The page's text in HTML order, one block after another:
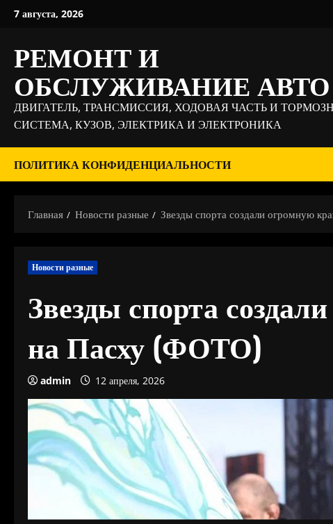
Перейти
7 августа, 2026
РЕМОНТ И
ОБСЛУЖИВАНИЕ АВТО
ДВИГАТЕЛЬ, ТРАНСМИССИЯ, ХОДОВАЯ ЧАСТЬ И
СИСТЕМА, КУЗОВ, ЭЛЕКТРИКА И ЭЛЕКТРОНИКА
ПОЛИТИКА КОНФИДЕНЦИАЛЬНОСТИ
Главная Новости разные Звезды спорта создали огромную
Новости разные
Звезды спорта
на Пасху (ФОТО)
admin 12 апреля, 2026